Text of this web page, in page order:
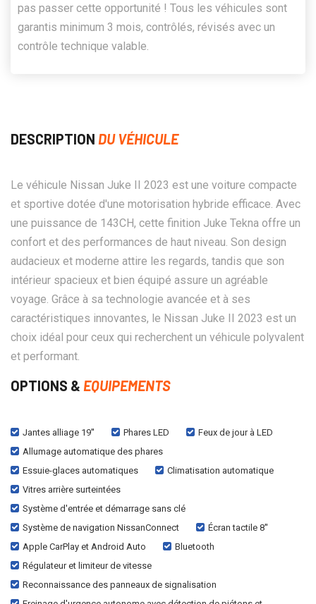
pas passer cette opportunité ! Tous les véhicules sont
garantis minimum 3 mois, contrôlés, révisés avec un
contrôle technique valable.
DESCRIPTION DU VÉHICULE
Le véhicule Nissan Juke II 2023 est une voiture compacte
et sportive dotée d'une motorisation hybride efficace. Avec
une puissance de 143CH, cette finition Juke Tekna offre un
confort et des performances de haut niveau. Son design
audacieux et moderne attire les regards, tandis que son
intérieur spacieux et bien équipé assure un agréable
voyage. Grâce à sa technologie avancée et à ses
caractéristiques innovantes, le Nissan Juke II 2023 est un
choix idéal pour ceux qui recherchent un véhicule polyvalent
et performant.
OPTIONS & EQUIPEMENTS
Jantes alliage 19'' Phares LED
Feux de jour à LED
Allumage automatique des phares
Essuie-glaces automatiques
Climatisation automatique
Vitres arrière surteintées
Système d'entrée et démarrage sans clé
Système de navigation NissanConnect
Écran tactile 8''
Apple CarPlay et Android Auto
Bluetooth
Régulateur et limiteur de vitesse
Reconnaissance des panneaux de signalisation